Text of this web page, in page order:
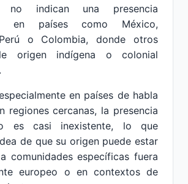
no indican una presencia
en países como México,
o Colombia, donde otros
origen indígena o colonial
en países de habla
regiones cercanas, la presencia
es casi inexistente, lo que
de que su origen puede estar
comunidades específicas fuera
europeo o en contextos de